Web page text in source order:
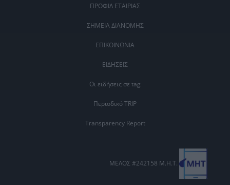
ΠΡΟΦΙΛ ΕΤΑΙΡΙΑΣ
ΣΗΜΕΙΑ ΔΙΑΝΟΜΗΣ
ΕΠΙΚΟΙΝΩΝΙΑ
ΕΙΔΗΣΕΙΣ
Οι ειδήσεις σε tag
Περιοδικό TRIP
Transparency Report
ΜΕΛΟΣ #242158 Μ.Η.Τ.